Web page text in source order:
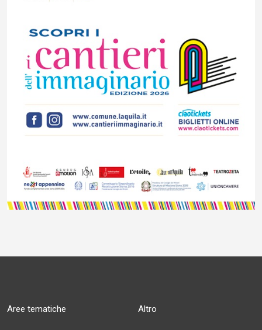
Aree tematiche Altro